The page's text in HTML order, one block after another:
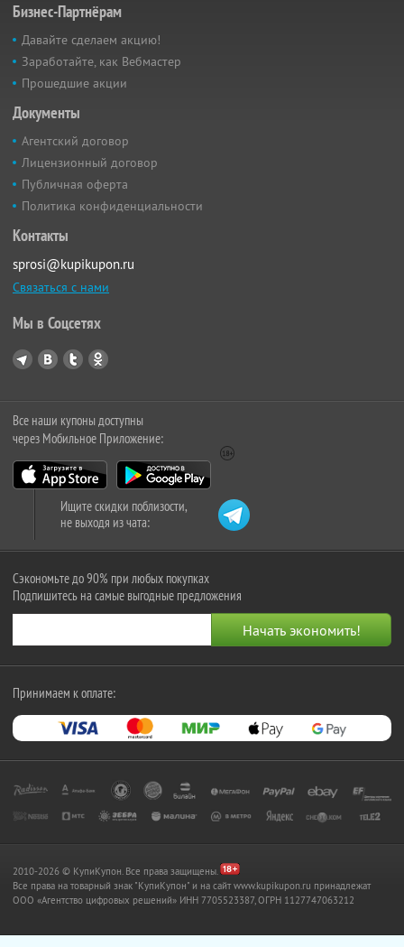
Бизнес-Партнёрам
Давайте сделаем акцию!
Заработайте, как Вебмастер
Прошедшие акции
Документы
Агентский договор
Лицензионный договор
Публичная оферта
Политика конфиденциальности
Контакты
sprosi@kupikupon.ru
Связаться с нами
Мы в Соцсетях
Все наши купоны доступны
через Мобильное Приложение:
Ищите скидки поблизости,
не выходя из чата:
Сэкономьте до 90% при любых покупках
Подпишитесь на самые выгодные предложения
Принимаем к оплате:
2010-2026 © КупиКупон. Все права защищены.
Все права на товарный знак "КупиКупон" и на сайт www.kupikupon.ru принадлежат
OOO «Агентство цифровых решений» ИНН 7705523387, ОГРН 1127747063212